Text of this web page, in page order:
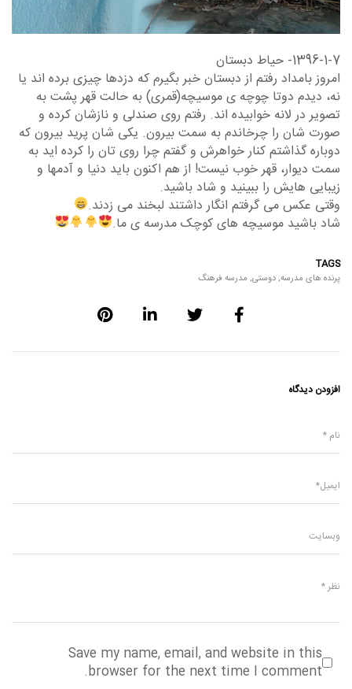
1396-1-7- حیاط دبستان
امروز بامداد رفتم از دبستان خبر بگیرم که دزدها چیزی برده اند یا
نه، دیدم دوتا چوچه ی موسیچه(قمری) به حالت قهر پشت به
تصویر در لانه خوابیده اند. رفتم روی صندلی و نازشان کرده و
صورت شان را چرخاندم به سمت بیرون. یکی شان پرید بیرون که
دوباره گذاشتم کنار خواهرش و گفتم چرا روی تان را کرده اید به
سمت دیوار، قهر خوب نیست! از هم اکنون باید دنیا و آدمها و
زیبایی هایش را ببینید و شاد باشید.
وقتی عکس می گرفتم انگار داشتند لبخند می زدند.
شاد باشید موسیچه های کوچک مدرسه ی ما.
TAGS
پرنده های مدرسه,دوستی, مدرسه فرهنگ
افزودن دیدگاه
Save my name, email, and website in this
browser for the next time I comment.